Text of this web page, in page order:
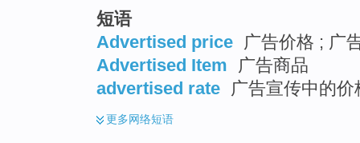
短语
Advertised price 广告价格 ; 广
Advertised Item
广告商品
advertised rate 广告宣传中的价
更多网络短语